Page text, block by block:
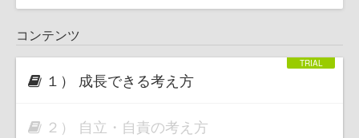
コンテンツ
１） 成長できる考え方
２） 自立・自責の考え方